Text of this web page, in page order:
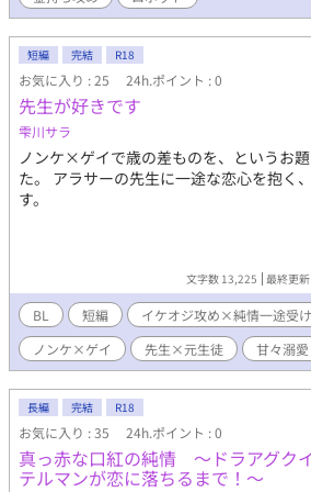
短編 完結 R18
お気に入り : 25 24h.ポイント : 0
先生が好きです
雫川サラ
ノンケ×ゲイで歳の差ものを、というお
た。 アラサーの先生に一途な恋心を抱く
す。
文字数 13,225 最終更
BL 短編 イケオジ攻め×純情一途受け
ノンケ×ゲイ
先生×元生徒 甘々溺愛
長編 完結 R18
お気に入り : 35 24h.ポイント : 0
真っ赤な口紅の純情 ～ドラアグク
テルマンが恋に落ちるまで！～